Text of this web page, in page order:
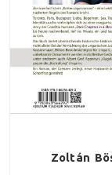
Zoltán